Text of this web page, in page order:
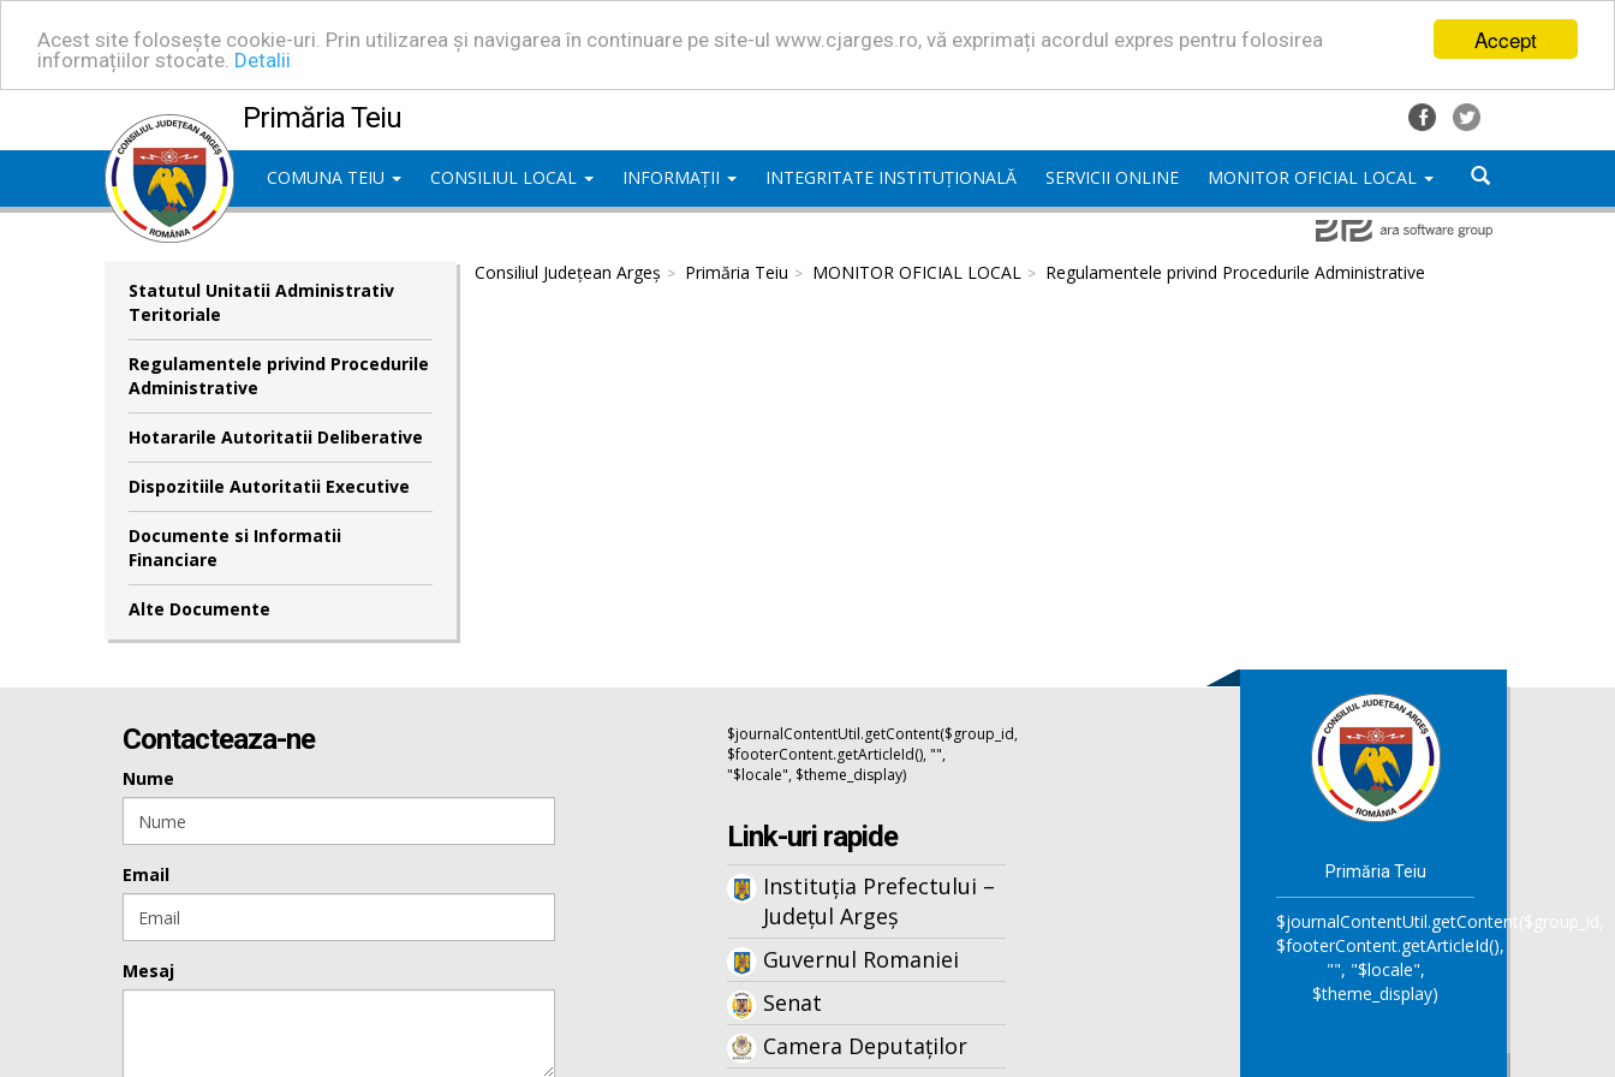
Accept
Acest site folosește cookie-uri. Prin utilizarea și navigarea în continuare pe site-ul www.cjarges.ro, vă exprimați acordul expres pentru folosirea
informațiilor stocate. Detalii
Primăria Teiu
COMUNA TEIU CONSILIUL LOCAL INFORMAȚII INTEGRITATE INSTITUȚIONALĂ SERVICII ONLINE MONITOR OFICIAL LOCAL
Statutul Unitatii Administrativ
Teritoriale
Regulamentele privind Procedurile
Administrative
Hotararile Autoritatii Deliberative
Dispozitiile Autoritatii Executive
Documente si Informatii
Financiare
Alte Documente
Consiliul Județean Argeș Primăria Teiu MONITOR OFICIAL LOCAL Regulamentele privind Procedurile Administrative
Contacteaza-ne
Nume
Email
Mesaj
$journalContentUtil.getContent($group_id,
$footerContent.getArticleId(), "",
"$locale", $theme_display)
Link-uri rapide
Instituția Prefectului –
Județul Argeș
Guvernul Romaniei
Senat
Camera Deputaților
Primăria Teiu
$journalContentUtil.getContent($group_id,
$footerContent.getArticleId(),
"", "$locale",
$theme_display)